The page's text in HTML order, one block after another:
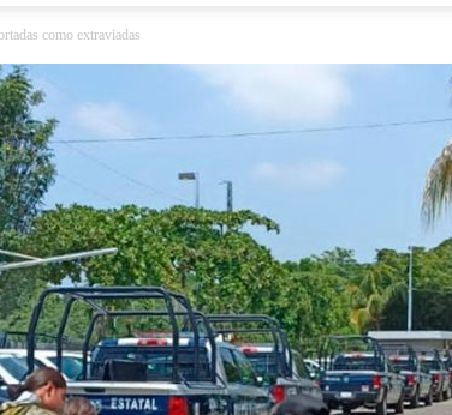
como extraviadas